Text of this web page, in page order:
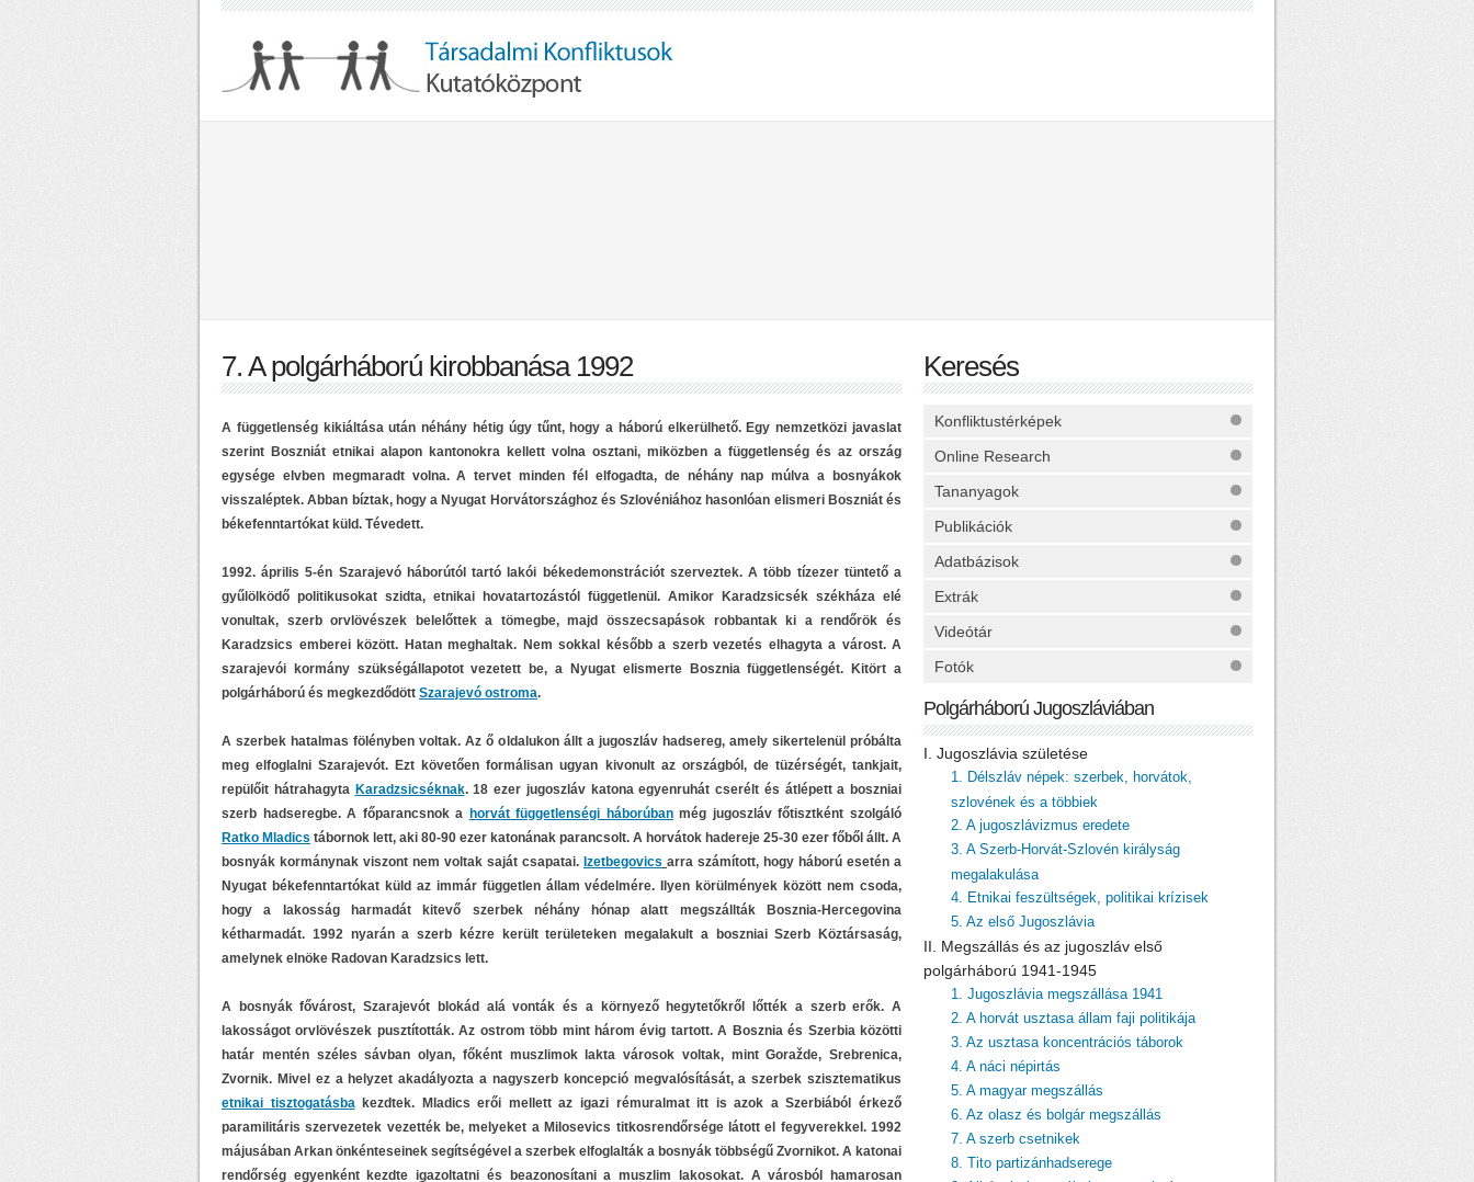
7. A polgárháború kirobbanása 1992
A függetlenség kikiáltása után néhány hétig úgy tűnt, hogy a háború elkerülhető. Egy nemzetközi javaslat
szerint Boszniát etnikai alapon kantonokra kellett volna osztani, miközben a függetlenség és az ország
egysége elvben megmaradt volna. A tervet minden fél elfogadta, de néhány nap múlva a bosnyákok
visszaléptek. Abban bíztak, hogy a Nyugat Horvátországhoz és Szlovéniához hasonlóan elismeri Boszniát és
békefenntartókat küld. Tévedett.
1992. április 5-én Szarajevó háborútól tartó lakói békedemonstrációt szerveztek. A több tízezer tüntető a
gyűlölködő politikusokat szidta, etnikai hovatartozástól függetlenül. Amikor Karadzsicsék székháza elé
vonultak, szerb orvlövészek belelőttek a tömegbe, majd összecsapások robbantak ki a rendőrök és
Karadzsics emberei között. Hatan meghaltak. Nem sokkal később a szerb vezetés elhagyta a várost. A
szarajevói kormány szükségállapotot vezetett be, a Nyugat elismerte Bosznia függetlenségét. Kitört a
polgárháború és megkezdődött Szarajevó ostroma.
A szerbek hatalmas fölényben voltak. Az ő oldalukon állt a jugoszláv hadsereg, amely sikertelenül próbálta
meg elfoglalni Szarajevót. Ezt követően formálisan ugyan kivonult az országból, de tüzérségét, tankjait,
repülőit hátrahagyta Karadzsicséknak. 18 ezer jugoszláv katona egyenruhát cserélt és átlépett a boszniai
szerb hadseregbe. A főparancsnok a horvát függetlenségi háborúbanmég jugoszláv főtisztként szolgáló
Ratko Mladics tábornok lett, aki 80-90 ezer katonának parancsolt. A horvátok hadereje 25-30 ezer főből állt. A
bosnyák kormánynak viszont nem voltak saját csapatai. Izetbegovics arra számított, hogy háború esetén a
Nyugat békefenntartókat küld az immár független állam védelmére. Ilyen körülmények között nem csoda,
hogy a lakosság harmadát kitevő szerbek néhány hónap alatt megszállták Bosznia-Hercegovina
kétharmadát. 1992 nyarán a szerb kézre került területeken megalakult a boszniai Szerb Köztársaság,
amelynek elnöke Radovan Karadzsics lett.
A bosnyák fővárost, Szarajevót blokád alá vonták és a környező hegytetőkről lőtték a szerb erők. A
lakosságot orvlövészek pusztították. Az ostrom több mint három évig tartott. A Bosznia és Szerbia közötti
határ mentén széles sávban olyan, főként muszlimok lakta városok voltak, mint Goražde, Srebrenica,
Zvornik. Mivel ez a helyzet akadályozta a nagyszerb koncepció megvalósítását, a szerbek szisztematikus
etnikai tisztogatásbakezdtek. Mladics erői mellett az igazi rémuralmat itt is azok a Szerbiából érkező
paramilitáris szervezetek vezették be, melyeket a Milosevics titkosrendőrsége látott el fegyverekkel. 1992
májusában Arkan önkénteseinek segítségével a szerbek elfoglalták a bosnyák többségű Zvornikot. A katonai
rendőrség egyenként kezdte igazoltatni és beazonosítani a muszlim lakosokat. A városból hamarosan
Keresés
Konfliktustérképek
Online Research
Tananyagok
Publikációk
Adatbázisok
Extrák
Videótár
Fotók
Polgárháború Jugoszláviában
I. Jugoszlávia születése
1. Délszláv népek: szerbek, horvátok,
szlovének és a többiek
2. A jugoszlávizmus eredete
3. A Szerb-Horvát-Szlovén királyság
megalakulása
4. Etnikai feszültségek, politikai krízisek
5. Az első Jugoszlávia
II. Megszállás és az jugoszláv első
polgárháború 1941-1945
1. Jugoszlávia megszállása 1941
2. A horvát usztasa állam faji politikája
3. Az usztasa koncentrációs táborok
4. A náci népirtás
5. A magyar megszállás
6. Az olasz és bolgár megszállás
7. A szerb csetnikek
8. Tito partizánhadserege